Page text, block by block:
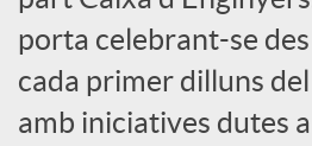
o
r
porta celebrant-se
cada primer dilluns
amb iniciatives dutes